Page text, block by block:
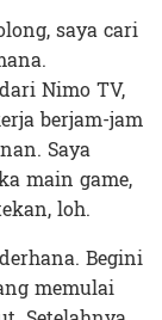
saya cari
Nimo TV,
berjam-jam
Saya
main game,
loh.
Begini
memulai